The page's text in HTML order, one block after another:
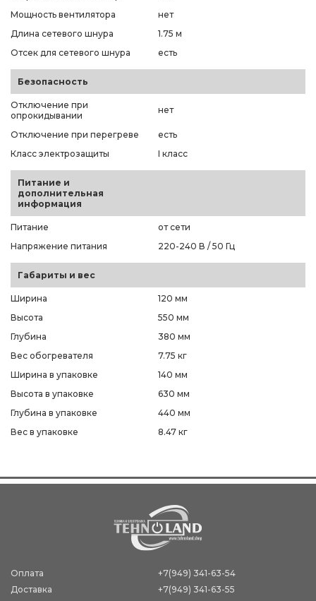
Мощность вентилятора
нет
Длина сетевого шнура
1.75 м
Отсек для сетевого шнура
есть
Безопасность
Отключение при
опрокидывании
нет
Отключение при перегреве
есть
Класс электрозащиты
I класс
Питание и
дополнительная
информация
Питание
от сети
Напряжение питания
220-240 В / 50 Гц
Габариты и вес
Ширина
120 мм
Высота
550 мм
Глубина
380 мм
Вес обогревателя
7.75 кг
Ширина в упаковке
140 мм
Высота в упаковке
630 мм
Глубина в упаковке
440 мм
Вес в упаковке
8.47 кг
Оплата
Доставка
+7(949) 341-63-54
+7(949) 341-63-55